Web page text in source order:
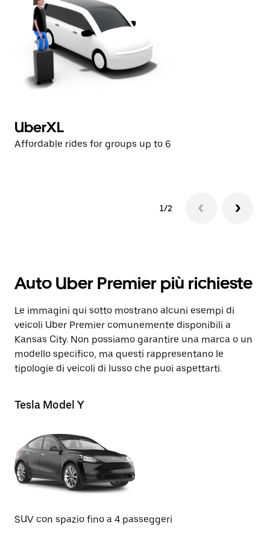
UberXL
Affordable rides for groups up to 6
1/2
Auto Uber Premier più richieste
Le immagini qui sotto mostrano alcuni esempi di
veicoli Uber Premier comunemente disponibili a
Kansas City. Non possiamo garantire una marca o un
modello specifico, ma questi rappresentano le
tipologie di veicoli di lusso che puoi aspettarti.
Tesla Model Y
SUV con spazio fino a 4 passeggeri